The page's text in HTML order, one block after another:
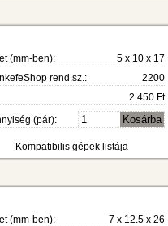
(mm-ben):
5 x 10 x 17
rend.sz.:
2200
2 450 Ft
(pár):
Kompatibilis gépek listája
(mm-ben):
7 x 12.5 x 26